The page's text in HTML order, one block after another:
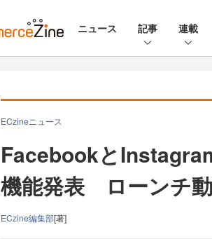
ニュース 記事 連載
ECzineニュース
Facebookと
機能発表 ローンチ
ECzine編集部[著]